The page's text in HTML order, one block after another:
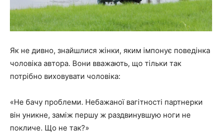
Як не дивно, знайшлися жінки, яким імпонує поведінка
чоловіка автора. Вони вважають, що тільки так
потрібно виховувати чоловіка:
«Не бачу проблеми. Небажаної вагітності партнерки
він уникне, заміж першу ж раздвинувшую ноги не
покличе. Що не так?»